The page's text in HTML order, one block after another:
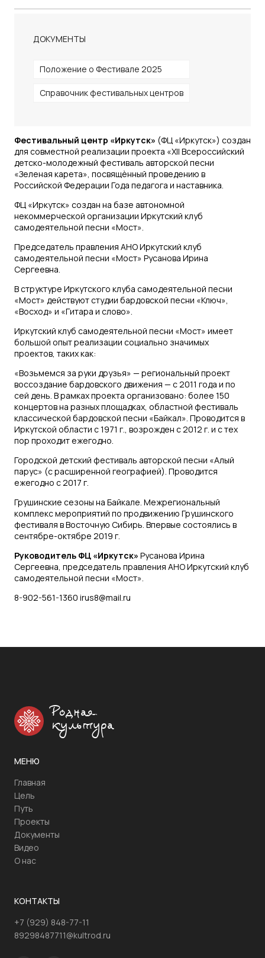
ДОКУМЕНТЫ
Положение о Фестивале 2025
Справочник фестивальных центров
Фестивальный центр «Иркутск» (ФЦ «Иркутск») создан
для совместной реализации проекта «XII Всероссийский
детско-молодежный фестиваль авторской песни
«Зеленая карета», посвящѐнный проведению в
Российской Федерации Года педагога и наставника.
ФЦ «Иркутск» создан на базе автономной
некоммерческой организации Иркутский клуб
самодеятельной песни «Мост».
Председатель правления АНО Иркутский клуб
самодеятельной песни «Мост» Русанова Ирина
Сергеевна.
В структуре Иркутского клуба самодеятельной песни
«Мост» действуют студии бардовской песни «Ключ»,
«Восход» и «Гитара и слово».
Иркутский клуб самодеятельной песни «Мост» имеет
большой опыт реализации социально значимых
проектов, таких как:
«Возьмемся за руки друзья» — региональный проект
воссоздание бардовского движения — с 2011 года и по
сей день. В рамках проекта организовано: более 150
концертов на разных площадках, областной фестиваль
классической бардовской песни «Байкал». Проводится в
Иркутской области с 1971 г., возрожден с 2012 г. и с тех
пор проходит ежегодно.
Городской детский фестиваль авторской песни «Алый
парус» (с расширенной географией). Проводится
ежегодно с 2017 г.
Грушинские сезоны на Байкале. Межрегиональный
комплекс мероприятий по продвижению Грушинского
фестиваля в Восточную Сибирь. Впервые состоялись в
сентябре-октябре 2019 г.
Руководитель ФЦ «Иркутск» Русанова Ирина
Сергеевна, председатель правления АНО Иркутский клуб
самодеятельной песни «Мост».
8-902-561-1360 irus8@mail.ru
Родная
культура
МЕНЮ
Главная
Цель
Путь
Проекты
Документы
Видео
О нас
КОНТАКТЫ
+7 (929) 848-77-11
89298487711@kultrod.ru